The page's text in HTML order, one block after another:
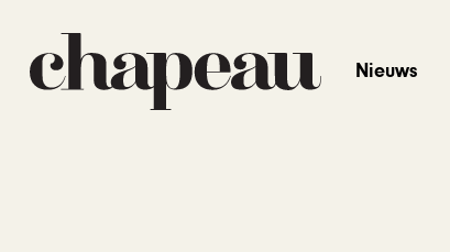
Nieuws